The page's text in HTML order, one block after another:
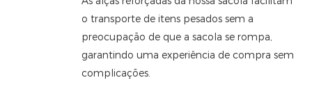
o transporte de itens pesados ​​sem a
preocupação de que a sacola se rompa,
garantindo uma experiência de compra sem
complicações.